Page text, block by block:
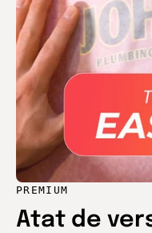
PREMIUM
Atat de